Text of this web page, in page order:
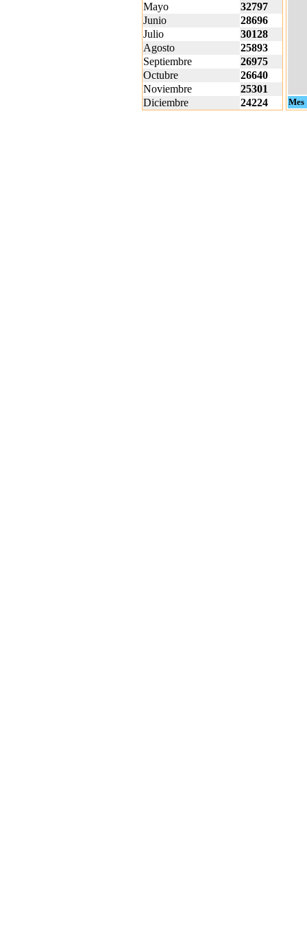
Mayo
32797
Junio
28696
Julio
30128
Agosto
25893
Septiembre
26975
Octubre
26640
Noviembre
25301
Diciembre
24224 Mes